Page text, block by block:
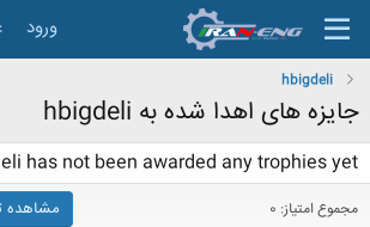
ورود
hbigdeli
جایزه های اهدا شده به hbigdeli
has not been awarded any trophies yet.
مجموع امتیاز: 0 مشاهده